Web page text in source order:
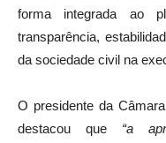
forma integrada ao
transparência,
da sociedade civil na
O presidente da
destacou que “a